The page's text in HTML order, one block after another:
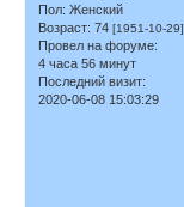
Пол: Женский
Возраст: 74 [1951-10-29]
Провел на форуме:
4 часа 56 минут
Последний визит:
2020-06-08 15:03:29